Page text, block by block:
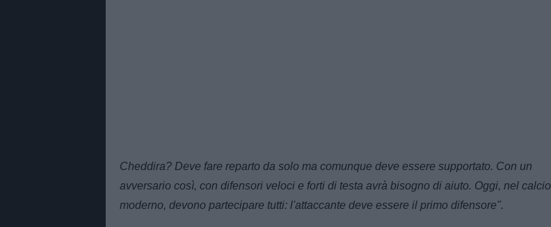
Cheddira? Deve fare reparto da solo ma comunque deve essere supportato. Con un
avversario così, con difensori veloci e forti di testa avrà bisogno di aiuto. Oggi, nel calcio
moderno, devono partecipare tutti: l'attaccante deve essere il primo difensore".